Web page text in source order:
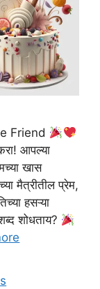
Friend
आपल्या
खास
मैत्रीतील प्रेम,
हसऱ्या
शोधताय?